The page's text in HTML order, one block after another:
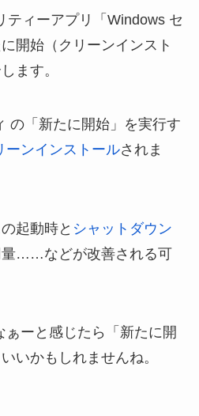
ティーアプリ「Windows セ
開始（クリーンインスト
ます。
の「新たに開始」を実行す
ーンインストールされま
起動時と シャットダウン
量……などが改善される可
ーと感じたら「新たに開
いかもしれませんね。